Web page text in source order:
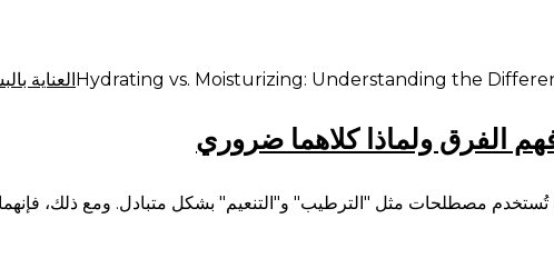
العناية
الفرق ولماذا كلاهما ضروري
ما تُستخدم مصطلحات مثل "الترطيب" و"التنعيم" بشكل متبادل. ومع ذلك،